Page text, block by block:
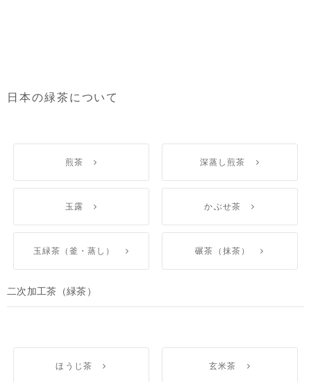
日本の緑茶について
煎茶 深蒸し煎茶
玉露 かぶせ茶
玉緑茶（釜・蒸し） 碾茶（抹茶）
二次加工茶（緑茶）
ほうじ茶 玄米茶